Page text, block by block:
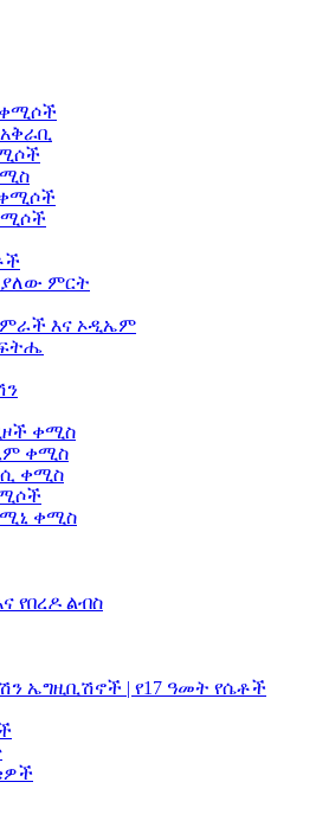
ያለው ምርት
እና ኦዲኤም
ቀሚስ
ቀሚስ
ቀሚስ
ሚኒ ቀሚስ
የበረዶ ልብስ
ኤግዚቢሽኖች | የ17 ዓመት የሴቶች